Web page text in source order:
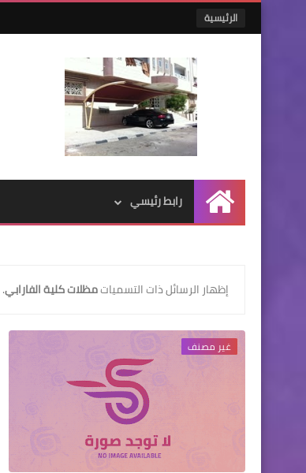
الرئيسية
الرئيسية
رابط رئيسي
‏إظهار الرسائل ذات التسمياتمظلات كلية الفارابي.
غير مصنف